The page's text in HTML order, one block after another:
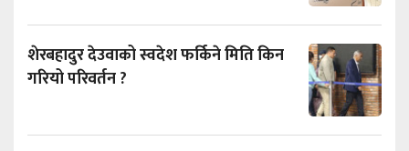
शेरबहादुर देउवाको स्वदेश फर्किने मिति किन
गरियो परिवर्तन ?